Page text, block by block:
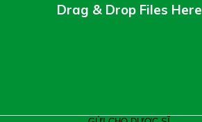
Drag & Drop Files Here